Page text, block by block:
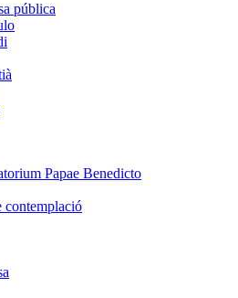
pública
Papae Benedicto
contemplació